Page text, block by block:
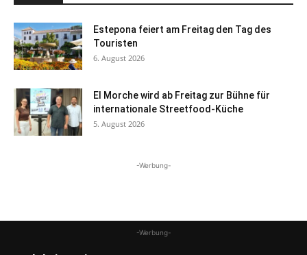
Estepona feiert am Freitag den Tag des
Touristen
6. August 2026
El Morche wird ab Freitag zur Bühne für
internationale Streetfood-Küche
5. August 2026
-Werbung-
-Werbung-